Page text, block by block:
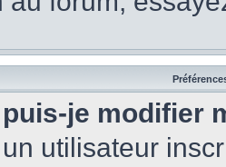
je modifier
utilisateur